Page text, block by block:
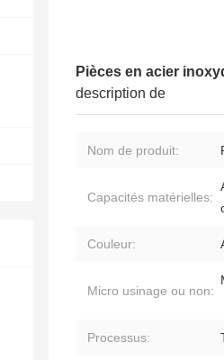
Pièces en acier
description de
Nom de produit:
Capacités matérielles:
Couleur:
Micro usinage ou non:
Processus: